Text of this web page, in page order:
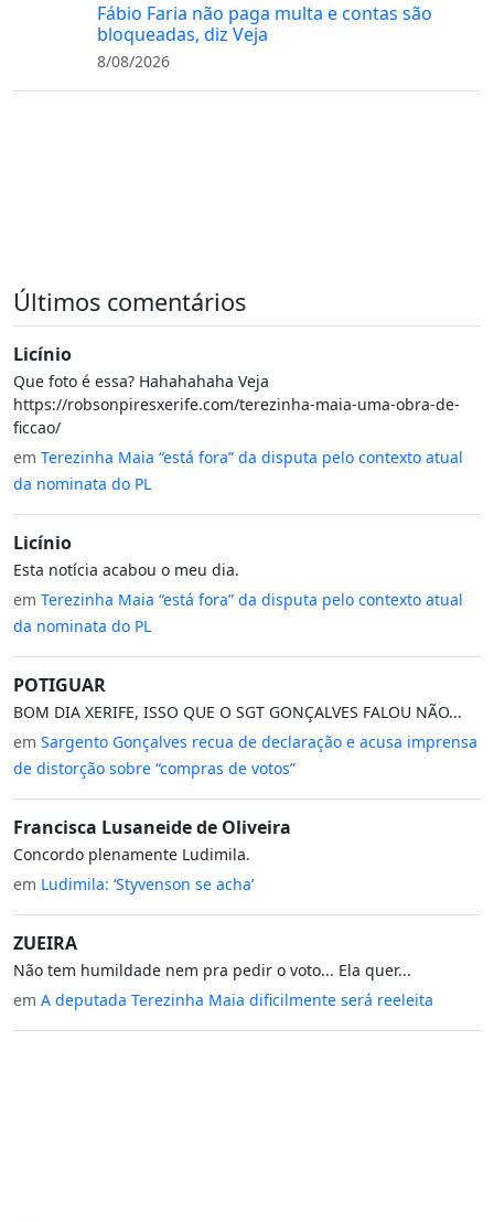
Fábio Faria não paga multa e contas são
bloqueadas, diz Veja
8/08/2026
Últimos comentários
Licínio
Que foto é essa? Hahahahaha Veja
https://robsonpiresxerife.com/terezinha-maia-uma-obra-de-
ficcao/
em Terezinha Maia “está fora” da disputa pelo contexto atual
da nominata do PL
Licínio
Esta notícia acabou o meu dia.
em Terezinha Maia “está fora” da disputa pelo contexto atual
da nominata do PL
POTIGUAR
BOM DIA XERIFE, ISSO QUE O SGT GONÇALVES FALOU NÃO...
em Sargento Gonçalves recua de declaração e acusa imprensa
de distorção sobre “compras de votos”
Francisca Lusaneide de Oliveira
Concordo plenamente Ludimila.
em Ludimila: ‘Styvenson se acha’
ZUEIRA
Não tem humildade nem pra pedir o voto... Ela quer...
em A deputada Terezinha Maia dificilmente será reeleita